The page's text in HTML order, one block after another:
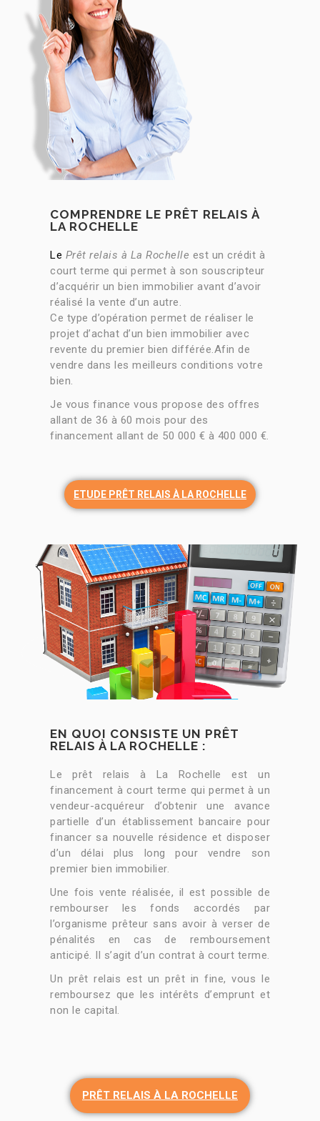
COMPRENDRE LE PRÊT RELAIS À
LA ROCHELLE
Le Prêt relais à La Rochelle est un crédit à
court terme qui permet à son souscripteur
d’acquérir un bien immobilier avant d’avoir
réalisé la vente d’un autre.
Ce type d’opération permet de réaliser le
projet d’achat d’un bien immobilier avec
revente du premier bien différée.Afin de
vendre dans les meilleurs conditions votre
bien.
Je vous finance vous propose des offres
allant de 36 à 60 mois pour des
financement allant de 50 000 € à 400 000 €.
ETUDE PRÊT RELAIS À LA ROCHELLE
EN QUOI CONSISTE UN PRÊT
RELAIS À LA ROCHELLE :
Le prêt relais à La Rochelle est un
financement à court terme qui permet à un
vendeur-acquéreur d’obtenir une avance
partielle d’un établissement bancaire pour
financer sa nouvelle résidence et disposer
d’un délai plus long pour vendre son
premier bien immobilier.
Une fois vente réalisée, il est possible de
rembourser les fonds accordés par
l’organisme prêteur sans avoir à verser de
pénalités en cas de remboursement
anticipé. Il s’agit d’un contrat à court terme.
Un prêt relais est un prêt in fine, vous le
remboursez que les intérêts d’emprunt et
non le capital.
PRÊT RELAIS À LA ROCHELLE